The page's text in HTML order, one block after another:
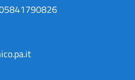
05841790826